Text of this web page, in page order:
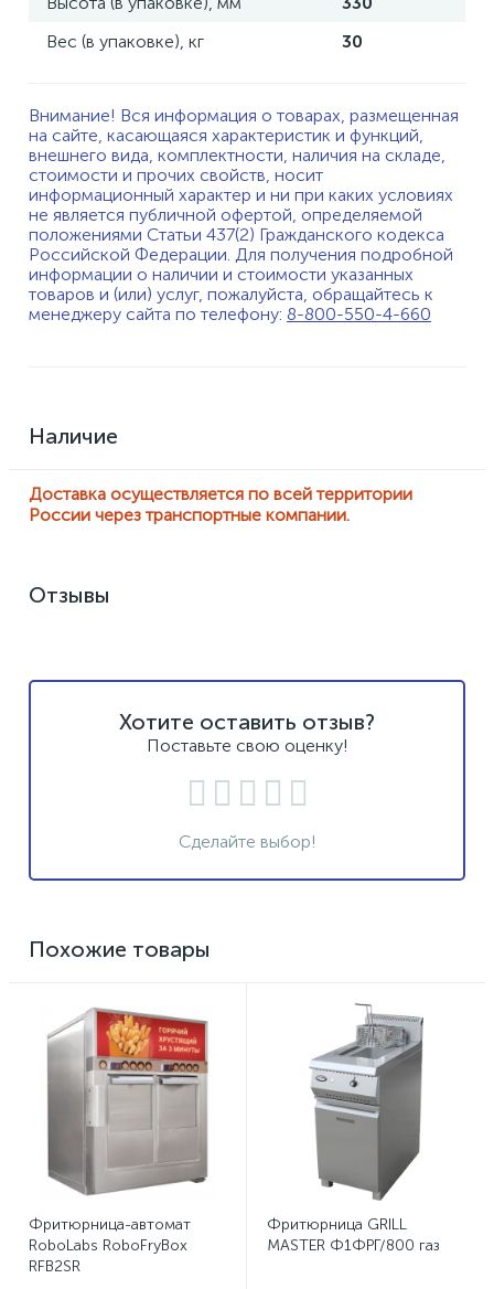
Вес (в упаковке), кг
30
Внимание! Вся информация о товарах, размещенная
на сайте, касающаяся характеристик и функций,
внешнего вида, комплектности, наличия на складе,
стоимости и прочих свойств, носит
информационный характер и ни при каких условиях
не является публичной офертой, определяемой
положениями Статьи 437(2) Гражданского кодекса
Российской Федерации. Для получения подробной
информации о наличии и стоимости указанных
товаров и (или) услуг, пожалуйста, обращайтесь к
менеджеру сайта по телефону: 8-800-550-4-660
Наличие
Доставка осуществляется по всей территории
России через транспортные компании.
Отзывы
Хотите оставить отзыв?
Поставьте свою оценку!
Сделайте выбор!
Похожие товары
Фритюрница-автомат
RoboLabs RoboFryBox
RFB2SR
Фритюрница GRILL
MASTER Ф1ФРГ/800 газ